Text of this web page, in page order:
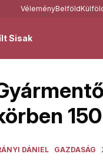
VéleményBelföld
Sisak
DÁNIEL GAZDASÁG